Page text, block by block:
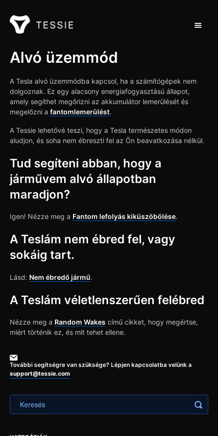
Toggle
Támogatás Home
Kapcsolat
Alvó üzemmód
A Tesla alvó üzemmódba kapcsol, ha a számítógépek nem
dolgoznak. Ez egy alacsony energiafogyasztású állapot,
amely segíthet megőrizni az akkumulátor lemerülését és
megelőzni a fantomlemerülést.
A Tessie lehetővé teszi, hogy a Tesla természetes módon
aludjon, és soha nem ébreszti fel az Ön beavatkozása nélkül.
Tud segíteni abban, hogy a
járművem alvó állapotban
maradjon?
Igen! Nézze meg a Fantom lefolyás kiküszöbölése.
A Teslám nem ébred fel, vagy
sokáig tart.
Lásd: Nem ébredő jármű.
A Teslám véletlenszerűen felébred
Nézze meg a Random Wakes című cikket, hogy megértse,
miért történik ez, és mit tehet ellene.
További segítségre van szüksége? Lépjen kapcsolatba velünk a
support@tessie.com